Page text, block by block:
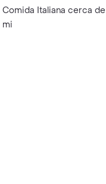
Comida Italiana cerca de
mi